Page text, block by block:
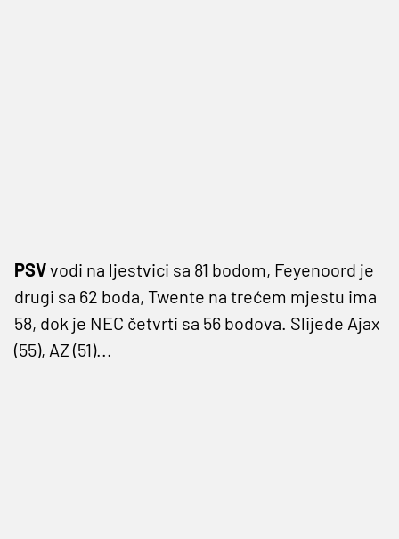
PSVvodi na ljestvici sa 81 bodom, Feyenoord je
drugi sa 62 boda, Twente na trećem mjestu ima
58, dok je NEC četvrti sa 56 bodova. Slijede Ajax
(55), AZ (51)...